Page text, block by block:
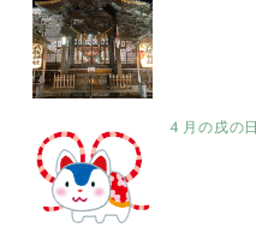
４月の戌の日